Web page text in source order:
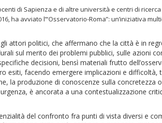
di Sapienza e di altre università e centri di
ha avviato l’“Osservatorio-Roma”: un’iniziativa
attori politici, che affermano che la città è in
sul merito dei problemi pubblici, sulle azioni
decisioni, bensì materiali frutto
esiti, facendo emergere implicazioni e difficoltà,
la produzione di conoscenze sulla concretezza
è ancorata a una contestualizzazione
del confronto fra punti di vista diversi e